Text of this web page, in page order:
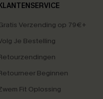
Verzending op 79€+
Je Bestelling
Beginnen
Fit Oplossing